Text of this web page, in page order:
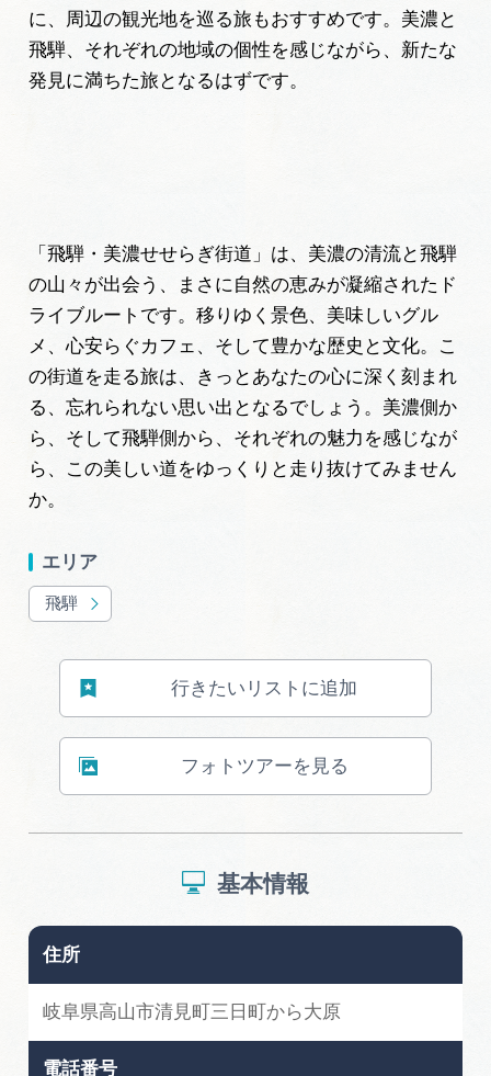
に、周辺の観光地を巡る旅もおすすめです。美濃と
飛騨、それぞれの地域の個性を感じながら、新たな
発見に満ちた旅となるはずです。
「飛騨・美濃せせらぎ街道」は、美濃の清流と飛騨
の山々が出会う、まさに自然の恵みが凝縮されたド
ライブルートです。移りゆく景色、美味しいグル
メ、心安らぐカフェ、そして豊かな歴史と文化。こ
の街道を走る旅は、きっとあなたの心に深く刻まれ
る、忘れられない思い出となるでしょう。美濃側か
ら、そして飛騨側から、それぞれの魅力を感じなが
ら、この美しい道をゆっくりと走り抜けてみません
か。
エリア
飛騨
行きたいリストに追加
フォトツアーを見る
基本情報
住所
岐阜県高山市清見町三日町から大原
電話番号